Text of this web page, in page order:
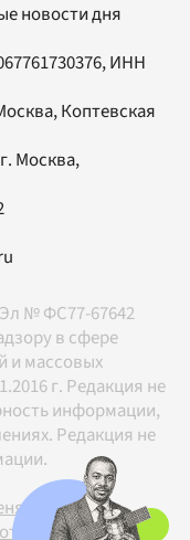
новости дня
ИНН
Коптевская
Москва,
№ ФС77-67642
в сфере
и массовых
г. Редакция не
информации,
Редакция не
с